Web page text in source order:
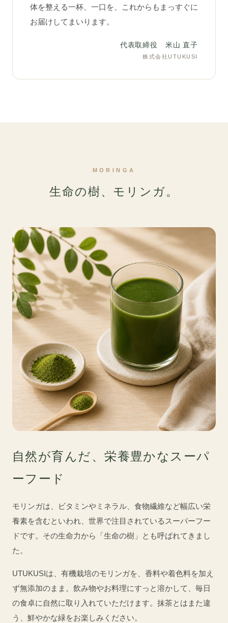
体を整える一杯、一口を、これからもまっすぐに
お届けしてまいります。
代表取締役 米山 直子
株式会社UTUKUSI
MORINGA
生命の樹、モリンガ。
自然が育んだ、栄養豊かなスーパ
ーフード
モリンガは、ビタミンやミネラル、食物繊維など幅広い栄
養素を含むといわれ、世界で注目されているスーパーフー
ドです。その生命力から「生命の樹」とも呼ばれてきまし
た。
UTUKUSIは、有機栽培のモリンガを、香料や着色料を加え
ず無添加のまま。飲み物やお料理にすっと溶かして、毎日
の食卓に自然に取り入れていただけます。抹茶とはまた違
う、鮮やかな緑をお楽しみください。